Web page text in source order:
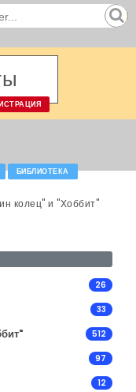
БИБЛИОТЕКА
колец" и "Хоббит"
26
33
512
97
12